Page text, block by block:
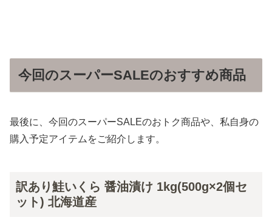
今回のスーパーSALEのおすすめ商品
最後に、今回のスーパーSALEのおトク商品や、私自身の
購入予定アイテムをご紹介します。
訳あり鮭いくら 醤油漬け 1kg(500g×2個セ
ット) 北海道産